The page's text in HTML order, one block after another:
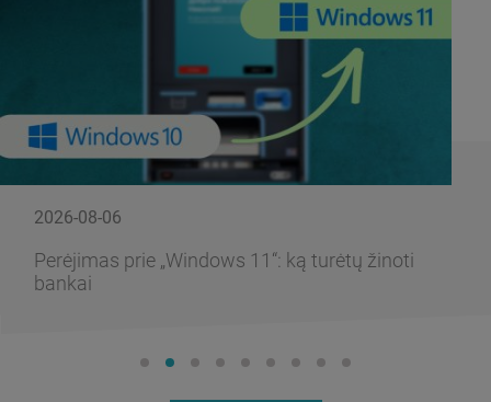
2026-08-06
Perėjimas prie „Windows 11“: ką turėtų žinoti
bankai